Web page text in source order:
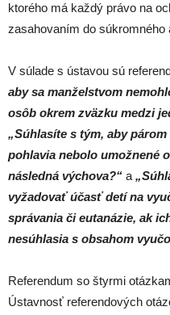
ktorého má každý právo na
zasahovaním do súkromného
V súlade s ústavou sú
aby sa manželstvom
osôb okrem zväzku medzi
„Súhlasíte s tým, aby
pohlavia nebolo umožnené
následná výchova?“ a
vyžadovať účasť detí na
správania či eutanázie, ak
nesúhlasia s obsahom
Referendum so štyrmi
Ústavnosť referendových